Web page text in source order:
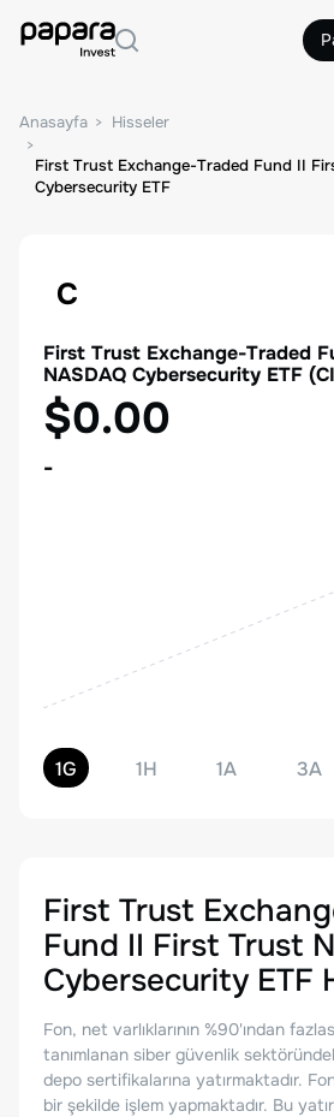
Anasayfa Hisseler
First Trust Exchange-Traded Fund II
Cybersecurity ETF
C
First Trust Exchange-Traded
NASDAQ Cybersecurity ETF (
$0.00
-
1G 1H 1A 3A
First Trust
Fund II First Trust
Cybersecurity ETF
Fon, net varlıklarının %90'ından
tanımlanan siber güvenlik
depo sertifikalarına yatırmaktadır.
bir şekilde işlem yapmaktadır. Bu